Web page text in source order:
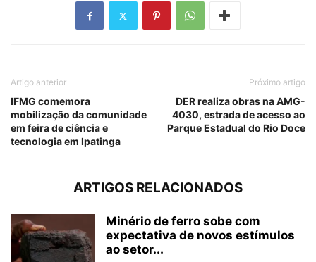
Artigo anterior
IFMG comemora
mobilização da comunidade
em feira de ciência e
tecnologia em Ipatinga
Próximo artigo
DER realiza obras na AMG-
4030, estrada de acesso ao
Parque Estadual do Rio Doce
ARTIGOS RELACIONADOS
Minério de ferro sobe com
expectativa de novos estímulos
ao setor...